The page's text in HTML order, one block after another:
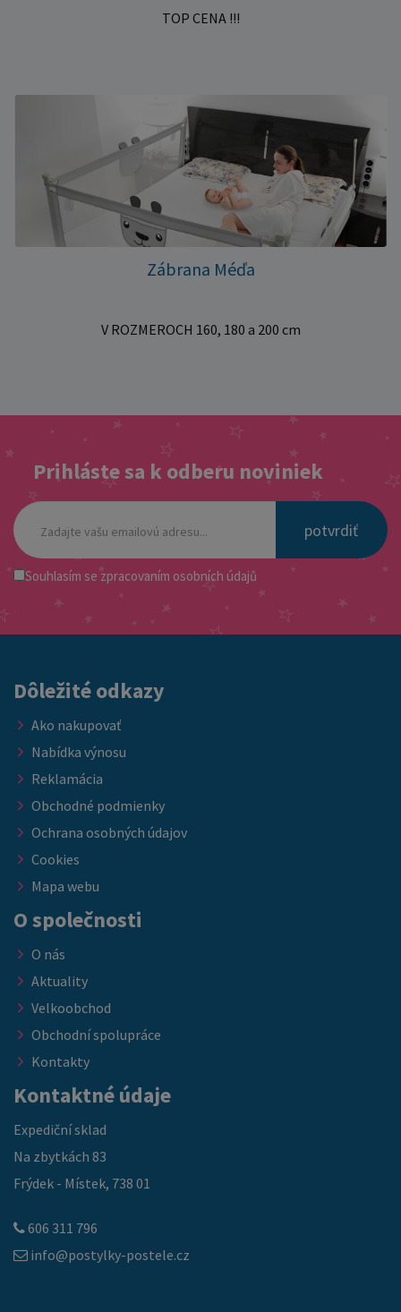
TOP CENA !!!
Zábrana Méďa
V ROZMEROCH 160, 180 a 200 cm
Prihláste sa k odberu noviniek
potvrdiť
Souhlasím se zpracovaním osobních údajů
Dôležité odkazy
Ako nakupovať
Nabídka výnosu
Reklamácia
Obchodné podmienky
Ochrana osobných údajov
Cookies
Mapa webu
O společnosti
O nás
Aktuality
Velkoobchod
Obchodní spolupráce
Kontakty
Kontaktné údaje
Expediční sklad
Na zbytkách 83
Frýdek - Místek, 738 01
606 311 796
info@postylky-postele.cz